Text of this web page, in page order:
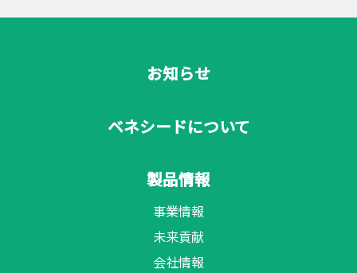
お知らせ
ベネシードについて
製品情報
事業情報
未来貢献
会社情報